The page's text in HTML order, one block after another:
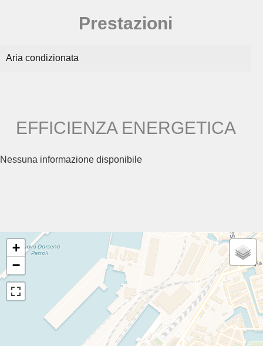
Prestazioni
Aria condizionata
EFFICIENZA ENERGETICA
Nessuna informazione disponibile
+
−